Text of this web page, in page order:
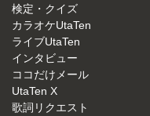
検定・クイズ
カラオケUtaTen
ライブUtaTen
インタビュー
ココだけメール
UtaTen X
歌詞リクエスト